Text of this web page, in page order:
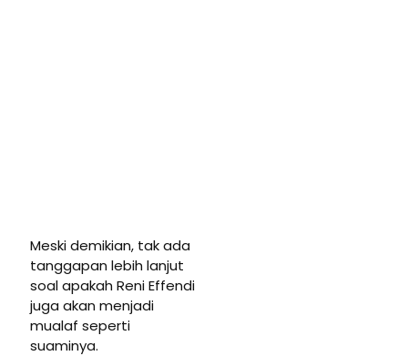
Meski demikian, tak ada
tanggapan lebih lanjut
soal apakah Reni Effendi
juga akan menjadi
mualaf seperti
suaminya.